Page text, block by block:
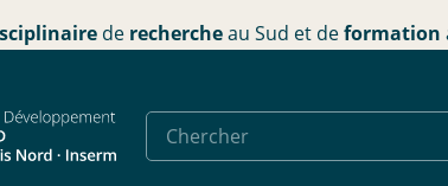
de rechercheau Sud et deformation